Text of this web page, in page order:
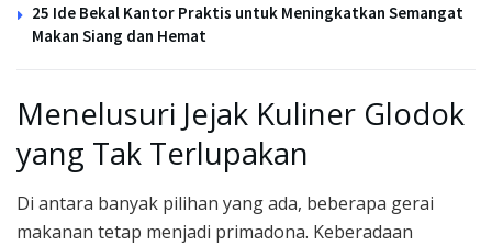
25 Ide Bekal Kantor Praktis untuk Meningkatkan Semangat
Makan Siang dan Hemat
Menelusuri Jejak Kuliner Glodok
yang Tak Terlupakan
Di antara banyak pilihan yang ada, beberapa gerai
makanan tetap menjadi primadona. Keberadaan